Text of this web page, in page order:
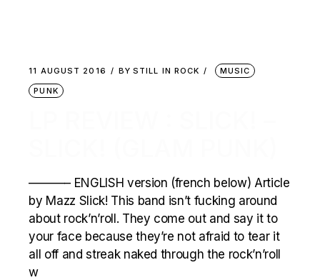
11 AUGUST 2016 BY STILL IN ROCK
MUSIC
PUNK
———– ENGLISH version (french below) Article
by Mazz Slick! This band isn’t fucking around
about rock’n’roll. They come out and say it to
your face because they’re not afraid to tear it
all off and streak naked through the rock’n’roll
w